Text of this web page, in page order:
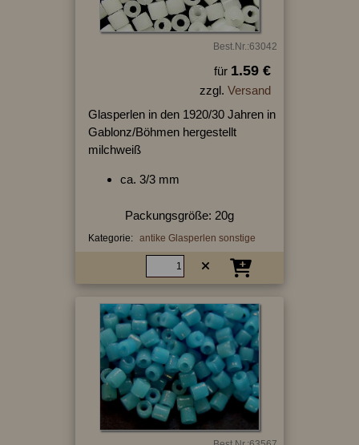
Best.Nr.:63042
für 1.59 €
zzgl. Versand
Glasperlen in den 1920/30 Jahren in
Gablonz/Böhmen hergestellt
milchweiß
ca. 3/3 mm
Packungsgröße: 20g
Kategorie: antike Glasperlen sonstige